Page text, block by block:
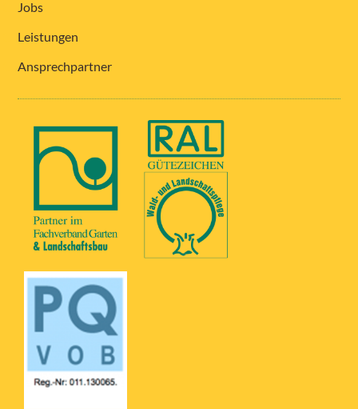
Jobs
Leistungen
Ansprechpartner